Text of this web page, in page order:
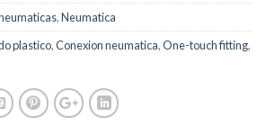
,Neumatica
plastico,Conexion neumatica,One-touch fitting,